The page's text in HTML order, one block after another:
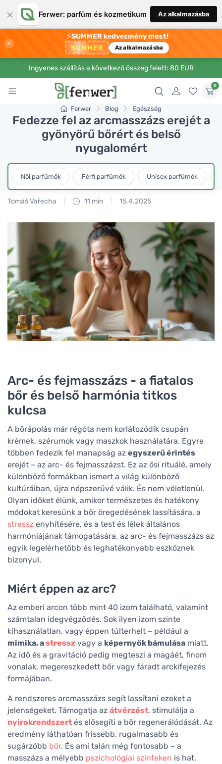
× Ferwer: parfüm és kozmetikum Az alkalmazásba
×
⚡SUMMER kedvezmény most!
SUMMER Az alkalmazásba
Ingyenes szállítás a következő összeg felett: 80 EUR
0
Ferwer Blog Egészség
Fedezze fel az arcmasszázs erejét a
gyönyörű bőrért és belső
nyugalomért
Női parfümök Férfi parfümök Unisex parfümök
Tomáš Vařecha 11 min 15.4.2025
Arc- és fejmasszázs - a fiatalos
bőr és belső harmónia titkos
kulcsa
A bőrápolás már régóta nem korlátozódik csupán
krémek, szérumok vagy maszkok használatára. Egyre
többen fedezik fel manapság az egyszerű érintés
erejét – az arc- és fejmasszázst. Ez az ősi rituálé, amely
különböző formákban ismert a világ különböző
kultúráiban, újra népszerűvé válik. És nem véletlenül.
Olyan időket élünk, amikor természetes és hatékony
módokat keresünk a bőr öregedésének lassítására, a
stressz enyhítésére, és a test és lélek általános
harmóniájának támogatására, az arc- és fejmasszázs az
egyik legelérhetőbb és leghatékonyabb eszköznek
bizonyul.
Miért éppen az arc?
Az emberi arcon több mint 40 izom található, valamint
számtalan idegvégződés. Sok ilyen izom szinte
kihasználatlan, vagy éppen túlterhelt – például a
mimika, astressz vagy a képernyők bámulása miatt.
Az idő és a gravitáció pedig megteszi a magáét, finom
vonalak, megereszkedett bőr vagy fáradt arckifejezés
formájában.
A rendszeres arcmasszázs segít lassítani ezeket a
jelenségeket. Támogatja az átvérzést, stimulálja a
nyirokrendszert és elősegíti a bőr regenerálódását. Az
eredmény láthatóan frissebb, rugalmasabb és
sugárzóbb bőr. És ami talán még fontosabb – a
masszázs a mélyebb pszichológiai szinteken is hat.